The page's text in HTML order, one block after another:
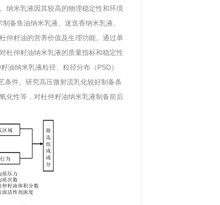
纳米乳液因其较高的物理稳定性和环境
备鱼油纳米乳液、迷迭香纳米乳液、
仲籽油的营养价值及生理功能。通过单
杜仲籽油纳米乳液的质量指标和稳定性
油纳米乳液粒径、粒径分布（PSD）
条件。研究高压微射流乳化较好制备条
化性等，对杜仲籽油纳米乳液制备前后